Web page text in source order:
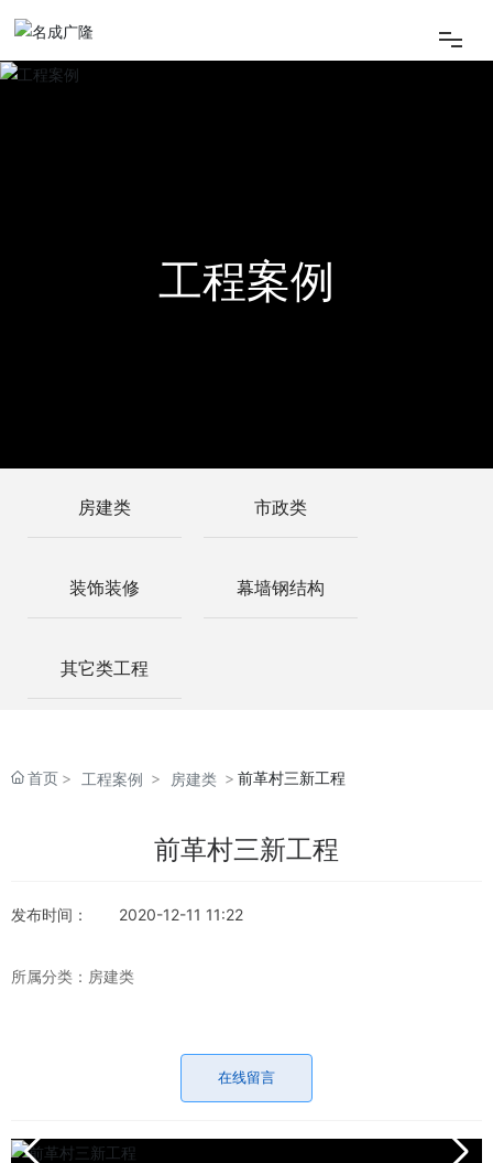
联系我们
工程案例
房建类 市政类
装饰装修 幕墙钢结构
其它类工程
首页 工程案例 房建类 前革村三新工程
前革村三新工程
发布时间： 2020-12-11 11:22
所属分类： 房建类
在线留言